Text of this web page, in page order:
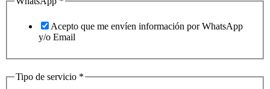
Acepto que me envíen información por WhatsApp
y/o Email
Tipo de servicio *